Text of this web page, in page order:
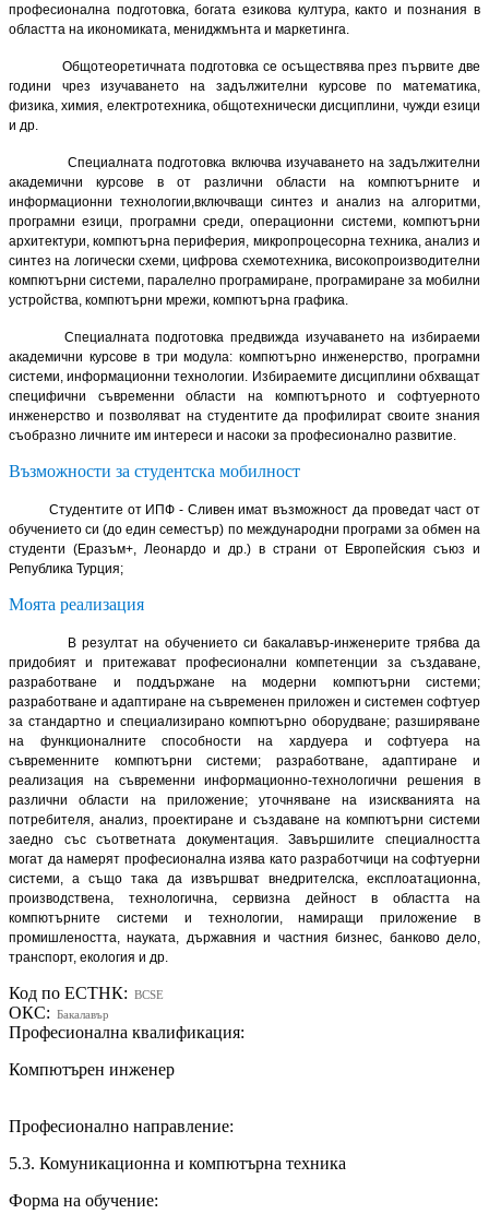
професионална подготовка, богата езикова култура, както и познания в
областта на икономиката, мениджмънта и маркетинга.
Общотеоретичната подготовка се осъществява през първите две
години чрез изучаването на задължителни курсове по математика,
физика, химия, електротехника, общотехнически дисциплини, чужди езици
и др.
Специалната подготовка включва изучаването на задължителни
академични курсове в от различни области на компютърните и
информационни технологии,включващи синтез и анализ на алгоритми,
програмни езици, програмни среди, операционни системи, компютърни
архитектури, компютърна периферия, микропроцесорна техника, анализ и
синтез на логически схеми, цифрова схемотехника, високопроизводителни
компютърни системи, паралелно програмиране, програмиране за мобилни
устройства, компютърни мрежи, компютърна графика.
Специалната подготовка предвижда изучаването на избираеми
академични курсове в три модула: компютърно инженерство, програмни
системи, информационни технологии. Избираемите дисциплини обхващат
специфични съвременни области на компютърното и софтуерното
инженерство и позволяват на студентите да профилират своите знания
съобразно личните им интереси и насоки за професионално развитие.
Възможности за студентска мобилност
Студентите от ИПФ - Сливен имат възможност да проведат част от
обучението си (до един семестър) по международни програми за обмен на
студенти (Еразъм+, Леонардо и др.) в страни от Европейския съюз и
Република Турция;
Моята реализация
В резултат на обучението си бакалавър-инженерите трябва да
придобият и притежават професионални компетенции за създаване,
разработване и поддържане на модерни компютърни системи;
разработване и адаптиране на съвременен приложен и системен софтуер
за стандартно и специализирано компютърно оборудване; разширяване
на функционалните способности на хардуера и софтуера на
съвременните компютърни системи; разработване, адаптиране и
реализация на съвременни информационно-технологични решения в
различни области на приложение; уточняване на изискванията на
потребителя, анализ, проектиране и създаване на компютърни системи
заедно със съответната документация. Завършилите специалността
могат да намерят професионална изява като разработчици на софтуерни
системи, а също така да извършват внедрителска, експлоатационна,
производствена, технологична, сервизна дейност в областта на
компютърните системи и технологии, намиращи приложение в
промишлеността, науката, държавния и частния бизнес, банково дело,
транспорт, екология и др.
Код по ЕСТНК: BCSE
ОКС: Бакалавър
Професионална квалификация:
Компютърен инженер
Професионално направление:
5.3. Комуникационна и компютърна техника
Форма на обучение: